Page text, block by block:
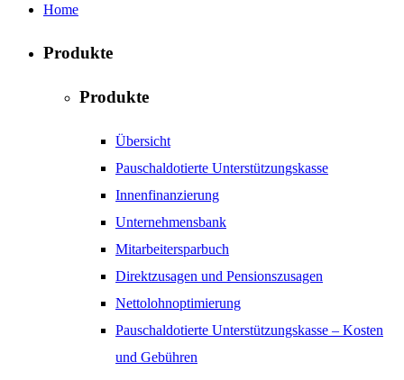
Home
Produkte
Produkte
Übersicht
Pauschaldotierte Unterstützungskasse
Innenfinanzierung
Unternehmensbank
Mitarbeitersparbuch
Direktzusagen und Pensionszusagen
Nettolohnoptimierung
Pauschaldotierte Unterstützungskasse – Kosten
und Gebühren